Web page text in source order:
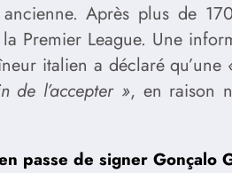
Après plus de
Premier League. Une
italien a déclaré qu’une
de l’accepter », en raison
passe de signer Gonçalo